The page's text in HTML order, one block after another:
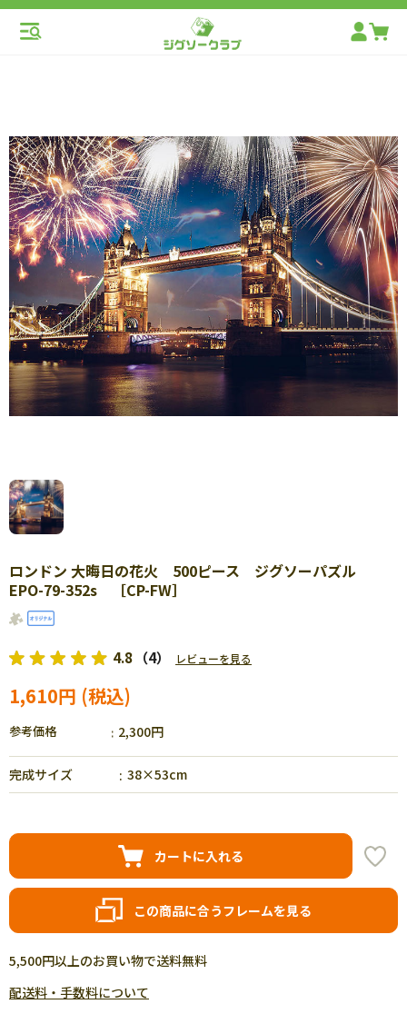
ロンドン 大晦日の花火 500ピース ジグソーパズル
EPO-79-352s ［CP-FW］
4.8 （4） レビューを見る
1,610円
参考価格 2,300円
完成サイズ 38×53cm
カートに入れる
この商品に合うフレームを見る
5,500円以上のお買い物で送料無料
配送料・手数料について